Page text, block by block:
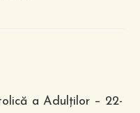
a Adulților – 22-